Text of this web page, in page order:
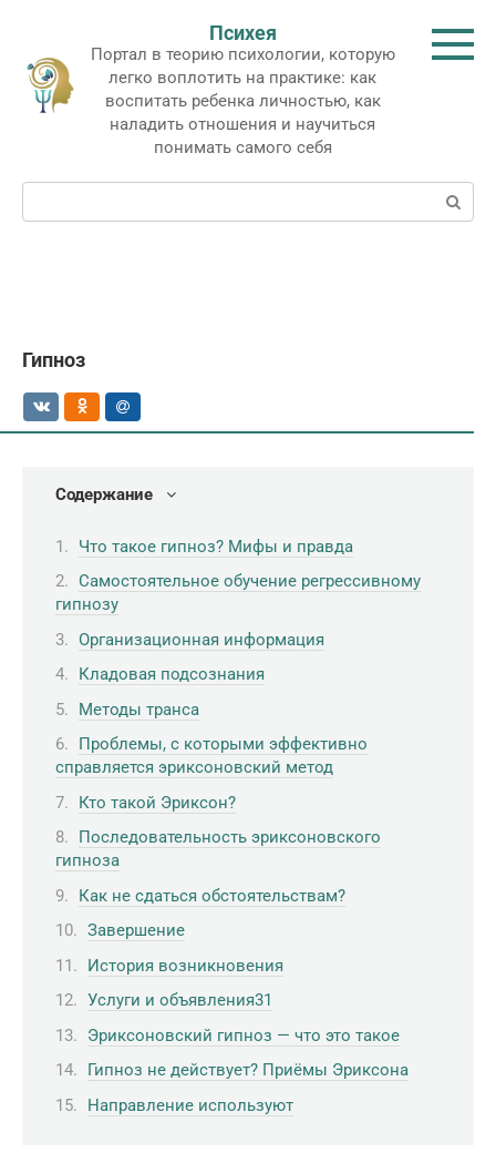
контенту
Психея
Портал в теорию психологии, которую
легко воплотить на практике: как
воспитать ребенка личностью, как
наладить отношения и научиться
понимать самого себя
Поиск:
Гипноз
Содержание
Что такое гипноз? Мифы и правда
Самостоятельное обучение регрессивному
гипнозу
Организационная информация
Кладовая подсознания
Методы транса
Проблемы, с которыми эффективно
справляется эриксоновский метод
Кто такой Эриксон?
Последовательность эриксоновского
гипноза
Как не сдаться обстоятельствам?
Завершение
История возникновения
Услуги и объявления31
Эриксоновский гипноз — что это такое
Гипноз не действует? Приёмы Эриксона
Направление используют